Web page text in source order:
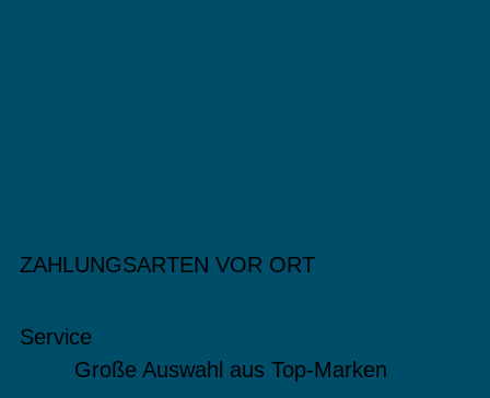
ZAHLUNGSARTEN VOR ORT
Service
Große Auswahl aus Top-Marken